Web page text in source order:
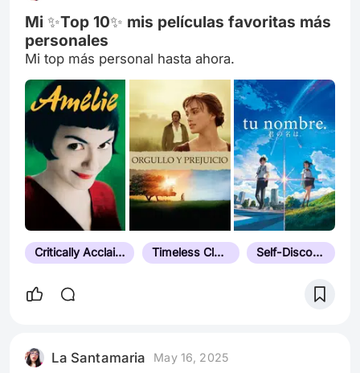
Mi ✨Top 10✨ mis películas favoritas más
personales
Mi top más personal hasta ahora.
Critically Acclaimed Timeless Classic Self-Discovery
La Santamaria May 16, 2025